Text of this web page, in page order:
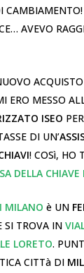
CAMBIAMENTO!
AVEVO
ACQUISTO
ERO MESSO
ISEO
DI UN’
! COSì, HO
DELLA
MILANO è UN
SI TROVA IN
LORETO.
CITTà DI